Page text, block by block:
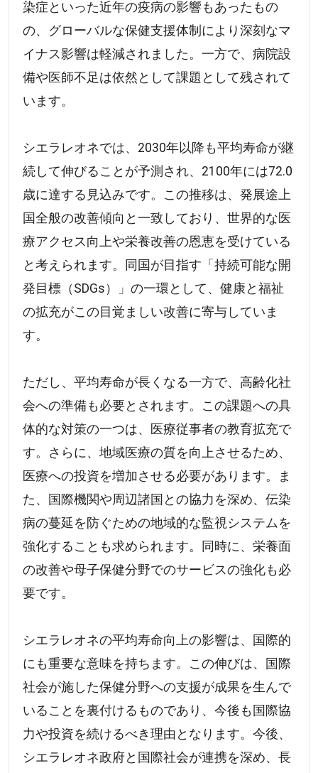
染症といった近年の疫病の影響もあったもの
の、グローバルな保健支援体制により深刻なマ
イナス影響は軽減されました。一方で、病院設
備や医師不足は依然として課題として残されて
います。
シエラレオネでは、2030年以降も平均寿命が継
続して伸びることが予測され、2100年には72.0
歳に達する見込みです。この推移は、発展途上
国全般の改善傾向と一致しており、世界的な医
療アクセス向上や栄養改善の恩恵を受けている
と考えられます。同国が目指す「持続可能な開
発目標（SDGs）」の一環として、健康と福祉
の拡充がこの目覚ましい改善に寄与していま
す。
ただし、平均寿命が長くなる一方で、高齢化社
会への準備も必要とされます。この課題への具
体的な対策の一つは、医療従事者の教育拡充で
す。さらに、地域医療の質を向上させるため、
医療への投資を増加させる必要があります。ま
た、国際機関や周辺諸国との協力を深め、伝染
病の蔓延を防ぐための地域的な監視システムを
強化することも求められます。同時に、栄養面
の改善や母子保健分野でのサービスの強化も必
要です。
シエラレオネの平均寿命向上の影響は、国際的
にも重要な意味を持ちます。この伸びは、国際
社会が施した保健分野への支援が成果を生んで
いることを裏付けるものであり、今後も国際協
力や投資を続けるべき理由となります。今後、
シエラレオネ政府と国際社会が連携を深め、長